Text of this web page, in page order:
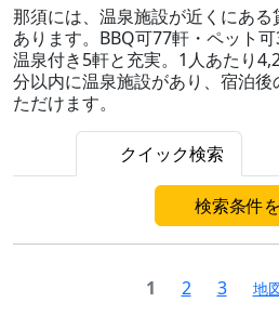
那須には、温泉施設が近くにあ
あります。BBQ可77軒・ペット
温泉付き5軒と充実。1人あたり
分以内に温泉施設があり、宿泊
ただけます。
クイック検索
検索条件
1 2 3 地